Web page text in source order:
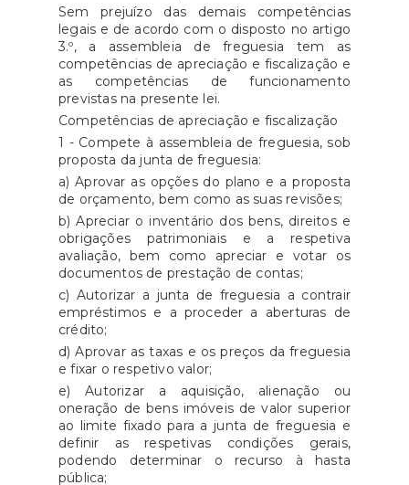
Sem prejuízo das demais competências
legais e de acordo com o disposto no artigo
3.º, a assembleia de freguesia tem as
competências de apreciação e fiscalização e
as competências de funcionamento
previstas na presente lei.
Competências de apreciação e fiscalização
1 - Compete à assembleia de freguesia, sob
proposta da junta de freguesia:
a) Aprovar as opções do plano e a proposta
de orçamento, bem como as suas revisões;
b) Apreciar o inventário dos bens, direitos e
obrigações patrimoniais e a respetiva
avaliação, bem como apreciar e votar os
documentos de prestação de contas;
c) Autorizar a junta de freguesia a contrair
empréstimos e a proceder a aberturas de
crédito;
d) Aprovar as taxas e os preços da freguesia
e fixar o respetivo valor;
e) Autorizar a aquisição, alienação ou
oneração de bens imóveis de valor superior
ao limite fixado para a junta de freguesia e
definir as respetivas condições gerais,
podendo determinar o recurso à hasta
pública;